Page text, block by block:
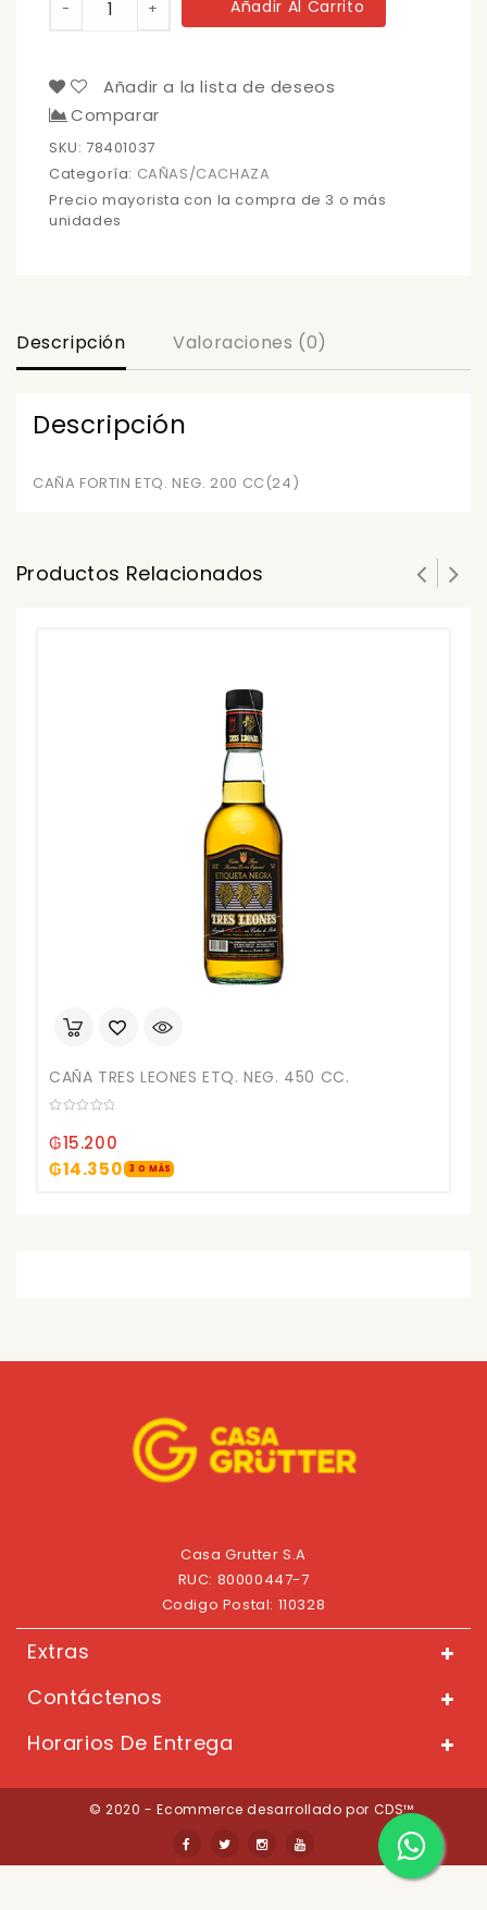
200
CC
cantidad
- + Añadir Al Carrito
Añadir a la lista de deseos
Comparar
SKU: 78401037
Categoría: CAÑAS/CACHAZA
Precio mayorista con la compra de 3 o más
unidades
Descripción Valoraciones (0)
Descripción
CAÑA FORTIN ETQ. NEG. 200 CC(24)
Productos Relacionados
CAÑA TRES LEONES ETQ. NEG. 450 CC.
out
of
₲15.200
₲14.350 3 O MÁS
Casa Grutter S.A
RUC: 80000447-7
Codigo Postal: 110328
Extras
Contáctenos
Horarios De Entrega
© 2020 - Ecommerce desarrollado por CDS™